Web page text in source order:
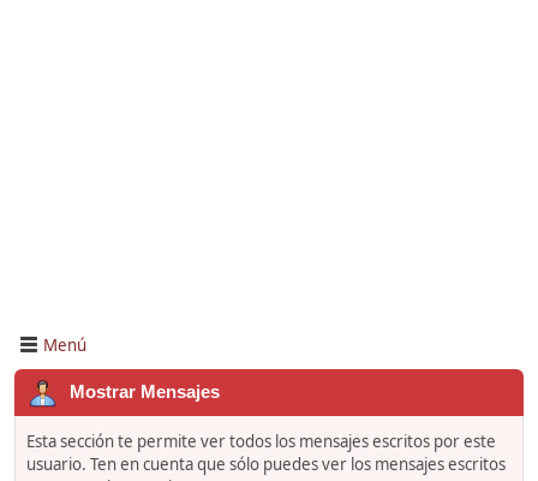
Menú
Mostrar Mensajes
Esta sección te permite ver todos los mensajes escritos por este
usuario. Ten en cuenta que sólo puedes ver los mensajes escritos